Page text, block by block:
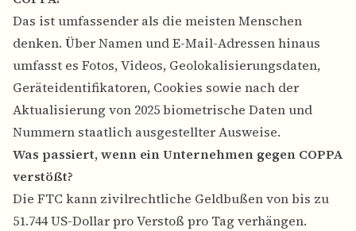
Das ist umfassender als die meisten Menschen
denken. Über Namen und E-Mail-Adressen hinaus
umfasst es Fotos, Videos, Geolokalisierungsdaten,
Geräteidentifikatoren, Cookies sowie nach der
Aktualisierung von 2025 biometrische Daten und
Nummern staatlich ausgestellter Ausweise.
Was passiert, wenn ein Unternehmen gegen COPPA
verstößt?
Die FTC kann zivilrechtliche Geldbußen von bis zu
51.744 US-Dollar pro Verstoß pro Tag verhängen.